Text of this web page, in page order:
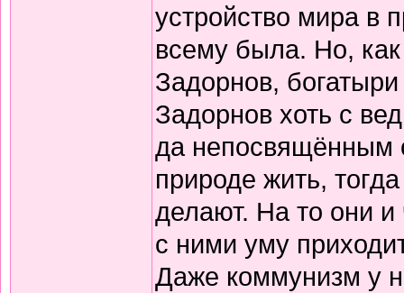
устройство мира в
всему была. Но,
Задорнов,
Задорнов хоть с
да непосвящённым
природе жить,
делают. На то они
с ними уму
Даже коммунизм у